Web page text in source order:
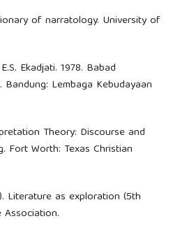
of narratology. University of
Ekadjati. 1978. Babad
Bandung: Lembaga Kebudayaan
Theory: Discourse and
Fort Worth: Texas Christian
Literature as exploration (5th
Association.